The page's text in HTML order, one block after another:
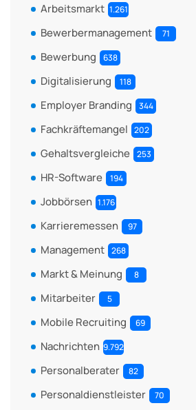
Arbeitsmarkt 1.261
Bewerbermanagement 71
Bewerbung 638
Digitalisierung 118
Employer Branding 344
Fachkräftemangel 202
Gehaltsvergleiche 253
HR-Software 194
Jobbörsen 1.176
Karrieremessen 97
Management 268
Markt & Meinung 8
Mitarbeiter 5
Mobile Recruiting 69
Nachrichten 9.792
Personalberater 82
Personaldienstleister 70